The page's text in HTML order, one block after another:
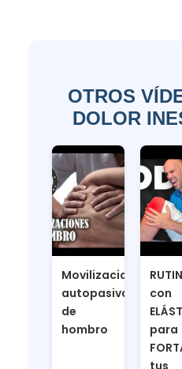
OTROS
DOLOR
Movilizaciones
autopasivas
de
hombro
con
para